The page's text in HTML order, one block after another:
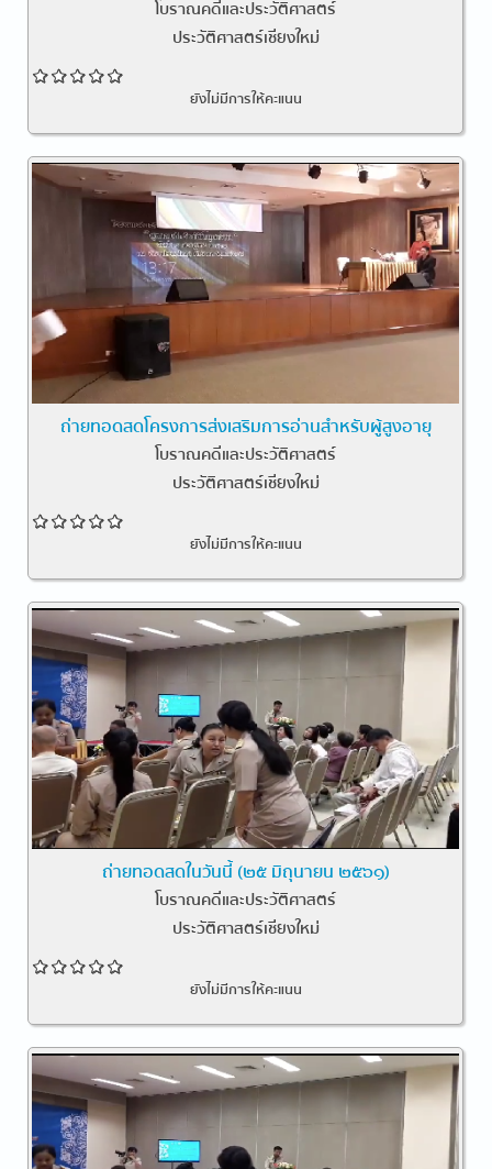
โบราณคดีและประวัติศาสตร์
ประวัติศาสตร์เชียงใหม่
ยังไม่มีการให้คะแนน
ถ่ายทอดสดโครงการส่งเสริมการอ่านสำหรับผู้สูงอายุ
โบราณคดีและประวัติศาสตร์
ประวัติศาสตร์เชียงใหม่
ยังไม่มีการให้คะแนน
ถ่ายทอดสดในวันนี้ (๒๕ มิถุนายน ๒๕๖๑)
โบราณคดีและประวัติศาสตร์
ประวัติศาสตร์เชียงใหม่
ยังไม่มีการให้คะแนน